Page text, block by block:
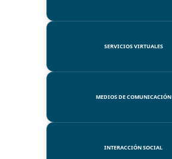
SERVICIOS VIRTUALES
MEDIOS DE COMUNICACIÓN
INTERACCIÓN SOCIAL